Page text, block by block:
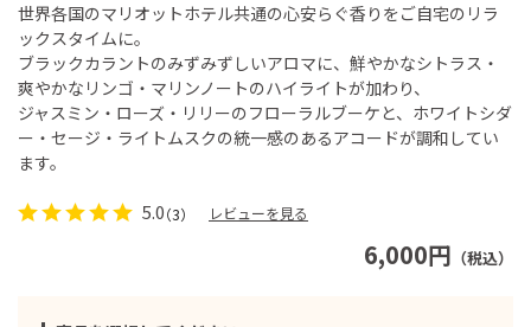
6,000円 （税込）
世界各国のマリオットホテル共通の心安らぐ香りをご自宅のリラ
ックスタイムに。
ブラックカラントのみずみずしいアロマに、鮮やかなシトラス・
爽やかなリンゴ・マリンノートのハイライトが加わり、
ジャスミン・ローズ・リリーのフローラルブーケと、ホワイトシダ
ー・セージ・ライトムスクの統一感のあるアコードが調和してい
ます。
5.0（3） レビューを見る